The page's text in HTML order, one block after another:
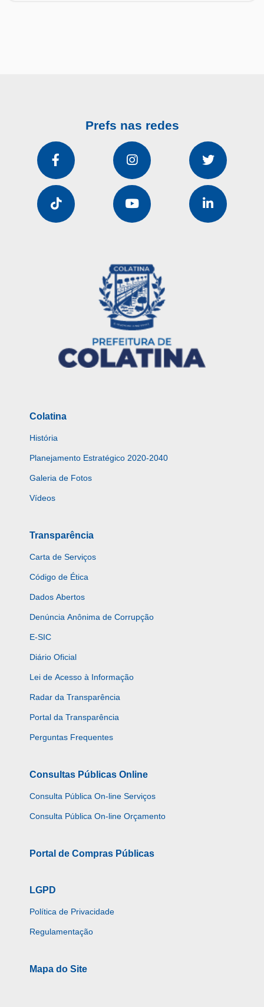
Prefs nas redes
Colatina
História
Planejamento Estratégico 2020-2040
Galeria de Fotos
Vídeos
Transparência
Carta de Serviços
Código de Ética
Dados Abertos
Denúncia Anônima de Corrupção
E-SIC
Diário Oficial
Lei de Acesso à Informação
Radar da Transparência
Portal da Transparência
Perguntas Frequentes
Consultas Públicas Online
Consulta Pública On-line Serviços
Consulta Pública On-line Orçamento
Portal de Compras Públicas
LGPD
Política de Privacidade
Regulamentação
Mapa do Site